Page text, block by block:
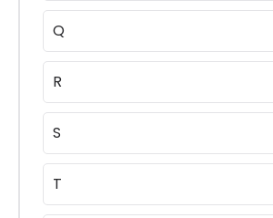
Q
R
S
T